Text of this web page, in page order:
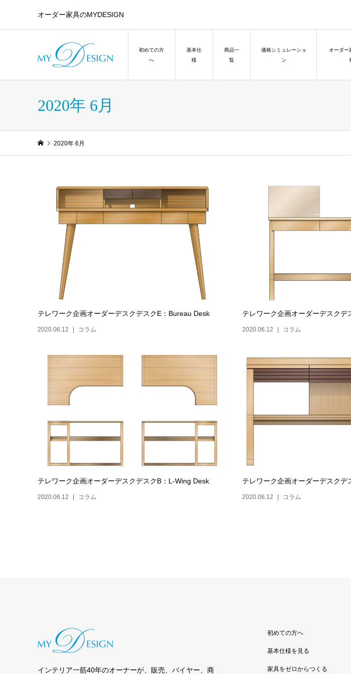
オーダー家具のMYDESIGN
初めての方
へ
基本仕
様
商品一
覧
価格シミュレーショ
ン
オーダー
2020年 6月
2020年 6月
テレワーク企画オーダーデスクデスクE：Bureau Desk
2020.06.12 コラム
テレワーク企画オーダーデスクデ
2020.06.12 コラム
テレワーク企画オーダーデスクデスクB：L-Wing Desk
2020.06.12 コラム
テレワーク企画オーダーデスクデ
2020.06.12 コラム
インテリア一筋40年のオーナーが、販売、バイヤー、商
初めての方へ
基本仕様を見る
家具をゼロからつくる